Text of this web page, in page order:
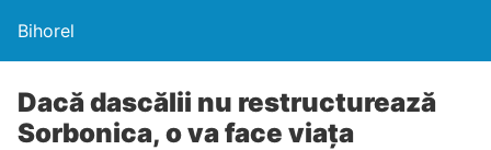
Bihorel
Dacă dascălii nu restructurează
Sorbonica, o va face viaţa